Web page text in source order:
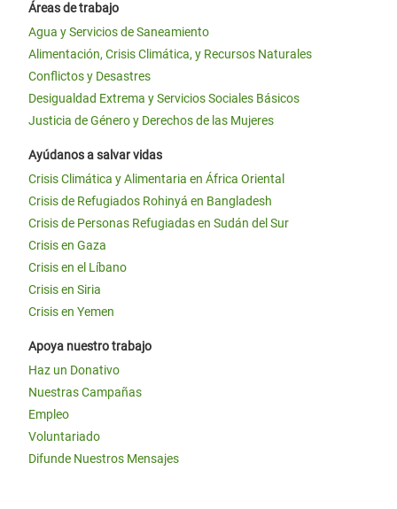
Áreas de trabajo
Agua y Servicios de Saneamiento
Alimentación, Crisis Climática, y Recursos Naturales
Conflictos y Desastres
Desigualdad Extrema y Servicios Sociales Básicos
Justicia de Género y Derechos de las Mujeres
Ayúdanos a salvar vidas
Crisis Climática y Alimentaria en África Oriental
Crisis de Refugiados Rohinyá en Bangladesh
Crisis de Personas Refugiadas en Sudán del Sur
Crisis en Gaza
Crisis en el Líbano
Crisis en Siria
Crisis en Yemen
Apoya nuestro trabajo
Haz un Donativo
Nuestras Campañas
Empleo
Voluntariado
Difunde Nuestros Mensajes